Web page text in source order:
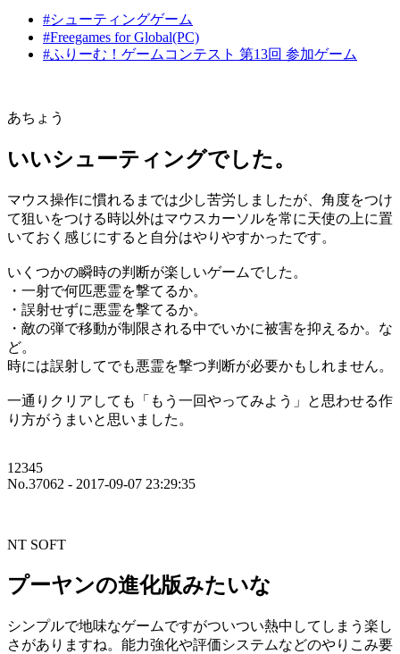
#シューティングゲーム
#Freegames for Global(PC)
#ふりーむ！ゲームコンテスト 第13回 参加ゲーム
あちょう
いいシューティングでした。
マウス操作に慣れるまでは少し苦労しましたが、角度をつけ
て狙いをつける時以外はマウスカーソルを常に天使の上に置
いておく感じにすると自分はやりやすかったです。
いくつかの瞬時の判断が楽しいゲームでした。
・一射で何匹悪霊を撃てるか。
・誤射せずに悪霊を撃てるか。
・敵の弾で移動が制限される中でいかに被害を抑えるか。な
ど。
時には誤射してでも悪霊を撃つ判断が必要かもしれません。
一通りクリアしても「もう一回やってみよう」と思わせる作
り方がうまいと思いました。
12345
No.37062 - 2017-09-07 23:29:35
NT SOFT
プーヤンの進化版みたいな
シンプルで地味なゲームですがついつい熱中してしまう楽し
さがありますね。能力強化や評価システムなどのやりこみ要